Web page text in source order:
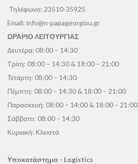
Τηλέφωνο: 23510-35925
Email: info@n-papageorgiou.gr
ΩΡΑΡΙΟ ΛΕΙΤΟΥΡΓΙΑΣ
Δευτέρα: 08:00 – 14:30
Τρίτη: 08:00 – 14:30 & 18:00 – 21:00
Τετάρτη: 08:00 – 14:30
Πέμπτη: 08:00 – 14:30 & 18:00 – 21:00
Παρασκευή: 08:00 – 14:00 & 18:00 – 21:00
Σάββατο: 08:00 – 14:30
Κυριακή: Κλειστά
Υποκατάστημα - Logistics